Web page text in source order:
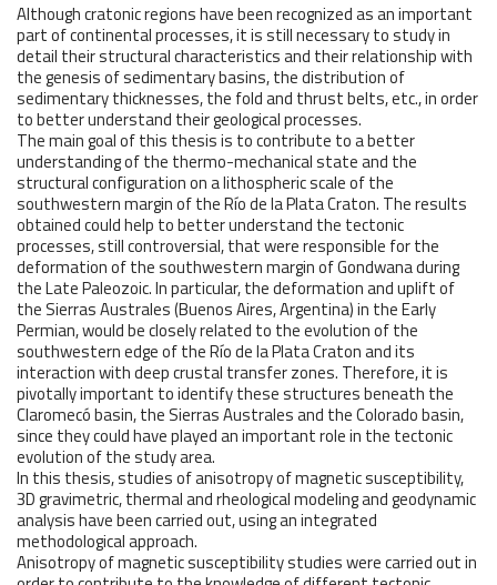
Although cratonic regions have been recognized as an important
part of continental processes, it is still necessary to study in
detail their structural characteristics and their relationship with
the genesis of sedimentary basins, the distribution of
sedimentary thicknesses, the fold and thrust belts, etc., in order
to better understand their geological processes.
The main goal of this thesis is to contribute to a better
understanding of the thermo-mechanical state and the
structural configuration on a lithospheric scale of the
southwestern margin of the Río de la Plata Craton. The results
obtained could help to better understand the tectonic
processes, still controversial, that were responsible for the
deformation of the southwestern margin of Gondwana during
the Late Paleozoic. In particular, the deformation and uplift of
the Sierras Australes (Buenos Aires, Argentina) in the Early
Permian, would be closely related to the evolution of the
southwestern edge of the Río de la Plata Craton and its
interaction with deep crustal transfer zones. Therefore, it is
pivotally important to identify these structures beneath the
Claromecó basin, the Sierras Australes and the Colorado basin,
since they could have played an important role in the tectonic
evolution of the study area.
In this thesis, studies of anisotropy of magnetic susceptibility,
3D gravimetric, thermal and rheological modeling and geodynamic
analysis have been carried out, using an integrated
methodological approach.
Anisotropy of magnetic susceptibility studies were carried out in